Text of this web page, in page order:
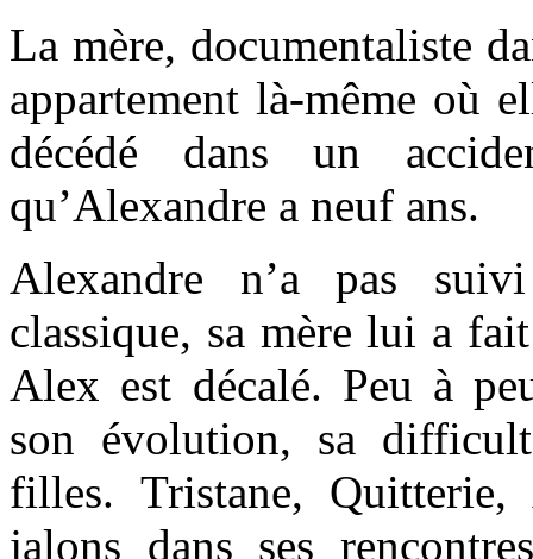
La mère, documentaliste
appartement là-même où
décédé dans un
qu’Alexandre a neuf ans.
Alexandre n’a pas
classique, sa mère lui a
Alex est décalé. Peu à
son évolution, sa
filles. Tristane,
jalons dans ses